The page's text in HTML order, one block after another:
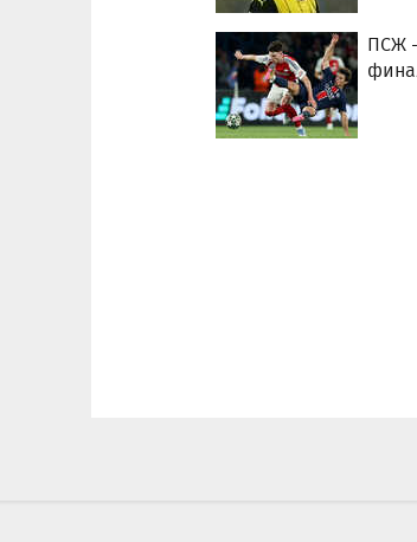
ПСЖ